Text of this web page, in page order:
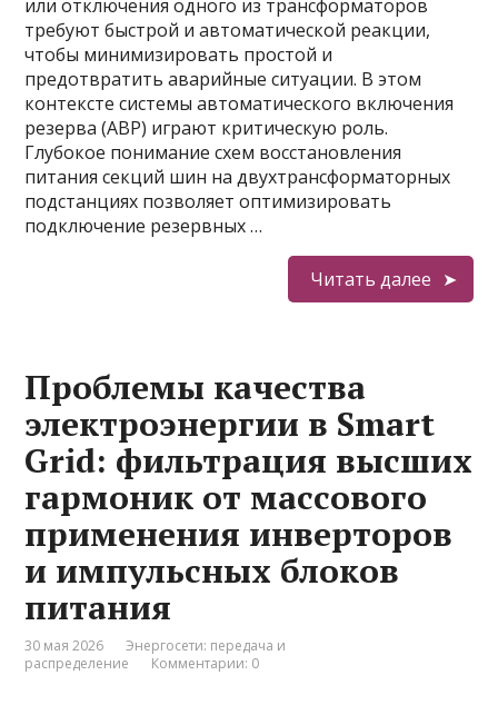
или отключения одного из трансформаторов
требуют быстрой и автоматической реакции,
чтобы минимизировать простой и
предотвратить аварийные ситуации. В этом
контексте системы автоматического включения
резерва (АВР) играют критическую роль.
Глубокое понимание схем восстановления
питания секций шин на двухтрансформаторных
подстанциях позволяет оптимизировать
подключение резервных …
Читать далее
Проблемы качества
электроэнергии в Smart
Grid: фильтрация высших
гармоник от массового
применения инверторов
и импульсных блоков
питания
30 мая 2026
Энергосети: передача и
распределение
Комментарии: 0